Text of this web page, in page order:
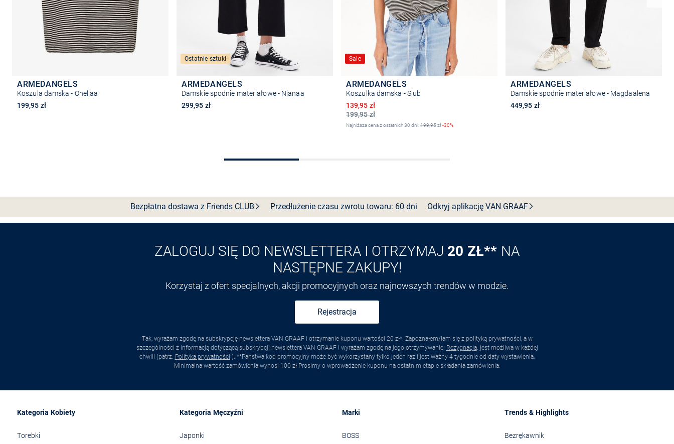
ARMEDANGELS
Koszula damska - Oneliaa
199,95 zł
Ostatnie sztuki
ARMEDANGELS
Damskie spodnie materiałowe - Nianaa
299,95 zł
Wybierz rozmiar
Sale
ARMEDANGELS
Koszulka damska - Slub
199,95 zł
Obniżona cena
139,95 zł
Najniższa cena z ostatnich 30 dni:199,95zł-30%
ARMEDANGELS
Damskie spodnie materiałowe - Magdaalena
449,95 zł
Bezpłatna dostawa z FriendsCLUB Przedłużenie czasu zwrotu towaru: 60 dni Odkryj aplikację VAN GRAAF
ZALOGUJ SIĘ DO NEWSLETTERA I OTRZYMAJ 20 ZŁ** NA
NASTĘPNE ZAKUPY!
Korzystaj z ofert specjalnych, akcji promocyjnych oraz najnowszych trendów w modzie.
Rejestracja
Tak, wyrażam zgodę na subskrypcję newslettera VAN GRAAF i otrzymanie kuponu wartości 20 zł*. Zapoznałem/łam się z polityką prywatności, a w
szczególności z informacją dotyczącą subskrybcji newslettera VAN GRAAF i wyrażam zgodę na jego otrzymywanie. Rezygnacja. jest możliwa w każdej
chwili (patrz: Polityka prywatności ). **Państwa kod promocyjny może być wykorzystany tylko jeden raz i jest ważny 4 tygodnie od daty wystawienia.
Minimalna wartość zamówienia wynosi 100 zł Prosimy o wprowadzenie kuponu na ostatnim etapie składania zamówienia.
Kategoria Kobiety
Torebki
Kategoria Męczyźni
Japonki
Marki
BOSS
Trends & Highlights
Bezrękawnik